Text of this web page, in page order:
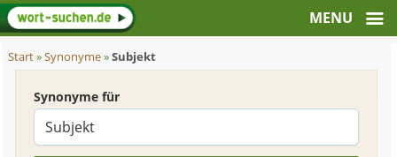
Start»Synonyme»Subjekt
Synonyme für